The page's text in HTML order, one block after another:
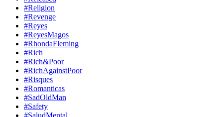
#Religion
#Revenge
#Reyes
#ReyesMagos
#RhondaFleming
#Rich
#Rich&Poor
#RichAgainstPoor
#Risques
#Romanticas
#SadOldMan
#Safety